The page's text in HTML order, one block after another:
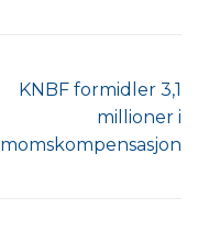
KNBF formidler 3,1
millioner i
momskompensasjon